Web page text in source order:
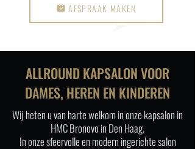
AFSPRAAK MAKEN
ALLROUND KAPSALON VOOR
DAMES, HEREN EN KINDEREN
Wij heten u van harte welkom in onze kapsalon in
HMC Bronovo in Den Haag.
In onze sfeervolle en modern ingerichte salon